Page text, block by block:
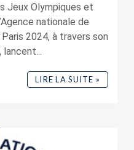
Jeux Olympiques et
nationale de
2024, à travers son
LIRE LA SUITE »